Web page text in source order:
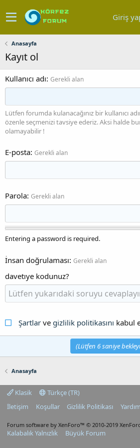
Giriş
Anasayfa
Kayıt ol
Kullanıcı adı Gerekli alan
Lütfen forumda kulanacağınız bir kullanıcı
özenle seçmenizi tavsiye ederiz. Aksi halde
olamayabilir !
E-posta Gerekli alan
Parola Gerekli alan
Entering a password is required.
İnsan doğrulaması Gerekli alan
davetıye kodunuz?
Şartlar ve gizlilik politikasını kabul
(Lütfen 6saniye
Anasayfa
Klasik
Türkçe (TR)
İletişim
Koşullar Gizlilik Politikası Yardım
Forum software by XenForo™ © 2010-2019
Kalabalık Yalnızlık Büyük Forum